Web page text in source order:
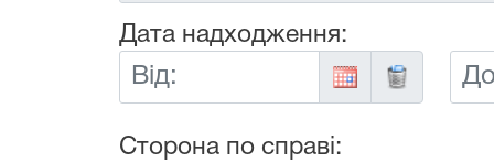
Дата надходження:
Від:
До:
Сторона по справі: